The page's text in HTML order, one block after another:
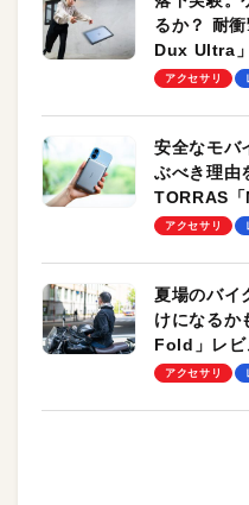
るか？ 耐
Dux Ultra
のモバイル
アクセサリ
安全なモバ
ぶべき理由
TORRAS
ーも
アクセサリ
夏場のバイ
けになる
Fold」レビ
却プレート
アクセサリ